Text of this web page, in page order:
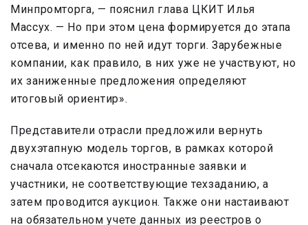
Минпромторга, — пояснил глава ЦКИТ Илья
Массух. — Но при этом цена формируется до этапа
отсева, и именно по ней идут торги. Зарубежные
компании, как правило, в них уже не участвуют, но
их заниженные предложения определяют
итоговый ориентир».
Представители отрасли предложили вернуть
двухэтапную модель торгов, в рамках которой
сначала отсекаются иностранные заявки и
участники, не соответствующие техзаданию, а
затем проводится аукцион. Также они настаивают
на обязательном учете данных из реестров о